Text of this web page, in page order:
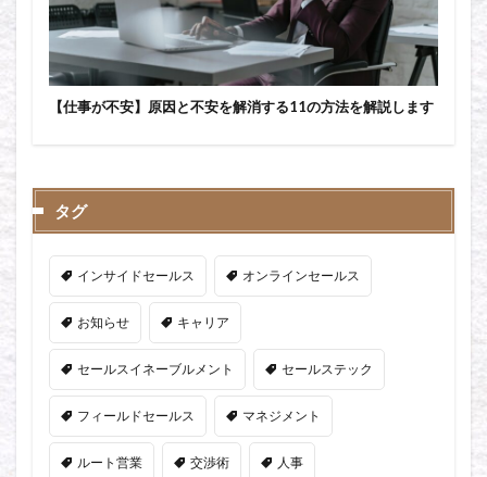
【仕事が不安】原因と不安を解消する11の方法を解説します
タグ
インサイドセールス オンラインセールス
お知らせ キャリア
セールスイネーブルメント セールステック
フィールドセールス マネジメント
ルート営業 交渉術 人事